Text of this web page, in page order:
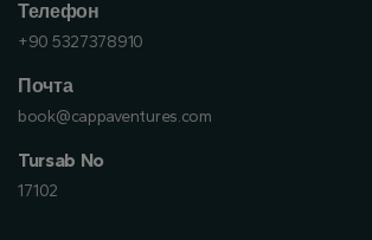
Телефон
+90 5327378910
Почта
book@cappaventures.com
Tursab No
17102